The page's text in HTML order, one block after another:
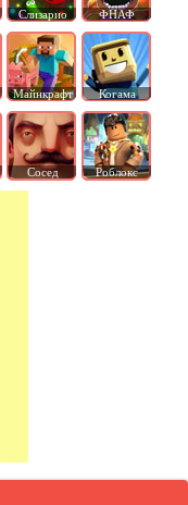
Слизарио ФНАФ
Майнкрафт Когама
Сосед Роблокс